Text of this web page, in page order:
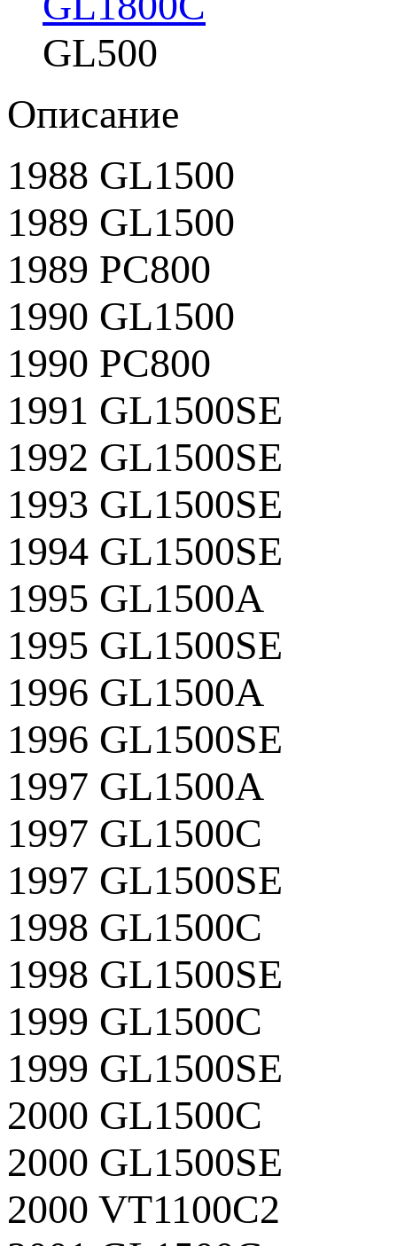
GL500
Описание
1988 GL1500
1989 GL1500
1989 PC800
1990 GL1500
1990 PC800
1991 GL1500SE
1992 GL1500SE
1993 GL1500SE
1994 GL1500SE
1995 GL1500A
1995 GL1500SE
1996 GL1500A
1996 GL1500SE
1997 GL1500A
1997 GL1500C
1997 GL1500SE
1998 GL1500C
1998 GL1500SE
1999 GL1500C
1999 GL1500SE
2000 GL1500C
2000 GL1500SE
2000 VT1100C2